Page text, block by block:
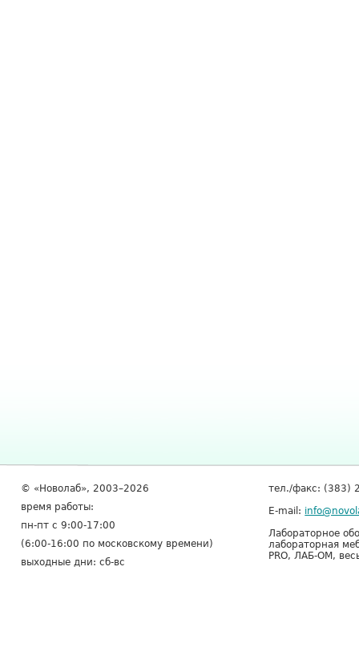
© «Новолаб», 2003–2026
время работы:
пн-пт с 9:00-17:00
(6:00-16:00 по московскому времени)
выходные дни: сб-вс
тел./факс: (383)
E-mail:
Лабораторное
лабораторная
PRO, ЛАБ-ОМ,